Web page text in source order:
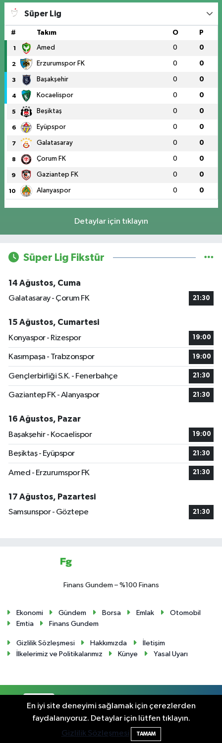
Süper Lig
# Takım O P
1 Amed 0 0
2 Erzurumspor FK 0 0
3 Başakşehir 0 0
4 Kocaelispor 0 0
5 Beşiktaş 0 0
6 Eyüpspor 0 0
7 Galatasaray 0 0
8 Çorum FK 0 0
9 Gaziantep FK 0 0
10 Alanyaspor 0 0
Detaylar için tıklayın
Süper Lig Fikstür
14 Ağustos, Cuma
Galatasaray - Çorum FK
21:30
15 Ağustos, Cumartesi
Konyaspor - Rizespor
19:00
Kasımpaşa - Trabzonspor 19:00
Gençlerbirliği S.K. - Fenerbahçe 21:30
Gaziantep FK - Alanyaspor 21:30
16 Ağustos, Pazar
Başakşehir - Kocaelispor
19:00
Beşiktaş - Eyüpspor 21:30
Amed - Erzurumspor FK 21:30
17 Ağustos, Pazartesi
Samsunspor - Göztepe
21:30
Finans Gundem – %100 Finans
Ekonomi Gündem Borsa Emlak
Otomobil
Emtia
Finans Gundem
Gizlilik Sözleşmesi Hakkımızda
İletişim
İlkelerimiz ve Politikalarımız
Künye Yasal Uyarı
Haber Yazılımı:TE Bilişim
En iyi site deneyimi sağlamak için çerezlerden
faydalanıyoruz. Detaylar için lütfen tıklayın.
Gizlilik Sözleşmesi
TAMAM